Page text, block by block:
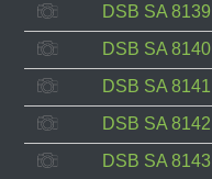
DSB SA 8139
DSB SA 8140
DSB SA 8141
DSB SA 8142
DSB SA 8143